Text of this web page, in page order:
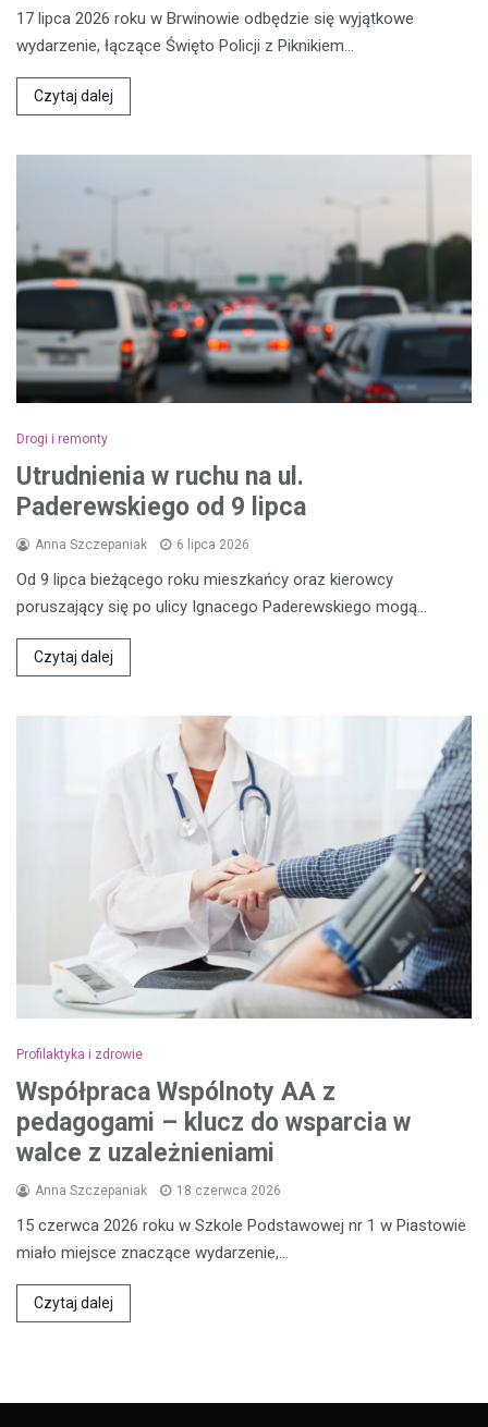
17 lipca 2026 roku w Brwinowie odbędzie się wyjątkowe
wydarzenie, łączące Święto Policji z Piknikiem…
Czytaj dalej
Drogi i remonty
Utrudnienia w ruchu na ul.
Paderewskiego od 9 lipca
Anna Szczepaniak 6 lipca 2026
Od 9 lipca bieżącego roku mieszkańcy oraz kierowcy
poruszający się po ulicy Ignacego Paderewskiego mogą…
Czytaj dalej
Profilaktyka i zdrowie
Współpraca Wspólnoty AA z
pedagogami – klucz do wsparcia w
walce z uzależnieniami
Anna Szczepaniak 18 czerwca 2026
15 czerwca 2026 roku w Szkole Podstawowej nr 1 w Piastowie
miało miejsce znaczące wydarzenie,…
Czytaj dalej